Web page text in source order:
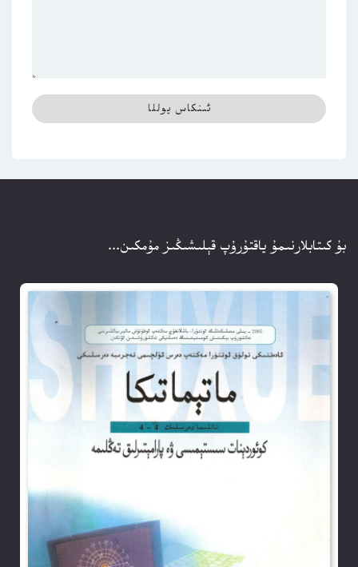
بۇ كىتابلارنىمۇ ياقتۇرۇپ قېلىشىڭىز مۇمكىن...